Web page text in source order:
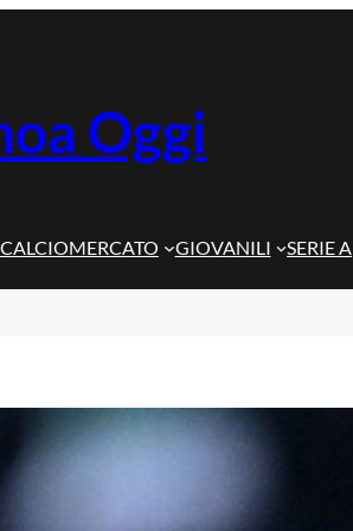
Oggi
CALCIOMERCATO GIOVANILI SERIE A